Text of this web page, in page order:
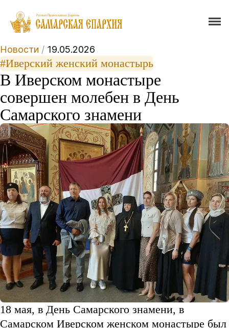
Новости / 19.05.2026
#Иверский женский монастырь
В Иверском монастыре
совершен молебен в День
Самарского знамени
18 мая, в День Самарского знамени, в
Самарском Иверском женском монастыре был